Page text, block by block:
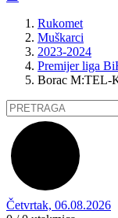
Rukomet
Muškarci
2023-2024
Premijer liga
Borac M:TEL-
Četvrtak, 06.08.2026